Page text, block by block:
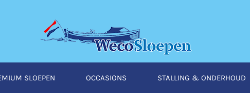
SLOEPEN OCCASIONS STALLING & ONDERHOUD